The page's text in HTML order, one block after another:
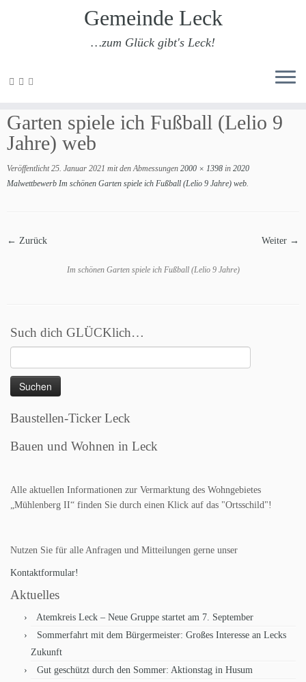
Zum
Gemeinde Leck
…zum Glück gibt's Leck!
Garten spiele ich Fußball (Lelio 9
Jahre) web
Veröffentlicht 25. Januar 2021 mit den Abmessungen 2000 × 1398 in 2020
Malwettbewerb Im schönen Garten spiele ich Fußball (Lelio 9 Jahre) web.
← Zurück Weiter →
Im schönen Garten spiele ich Fußball (Lelio 9 Jahre)
Such dich GLÜCKlich…
nach:
Baustellen-Ticker Leck
Bauen und Wohnen in Leck
Alle aktuellen Informationen zur Vermarktung des Wohngebietes
„Mühlenberg II“ finden Sie durch einen Klick auf das "Ortsschild"!
Nutzen Sie für alle Anfragen und Mitteilungen gerne unser
Kontaktformular!
Aktuelles
Atemkreis Leck – Neue Gruppe startet am 7. September
Sommerfahrt mit dem Bürgermeister: Großes Interesse an Lecks
Zukunft
Gut geschützt durch den Sommer: Aktionstag in Husum